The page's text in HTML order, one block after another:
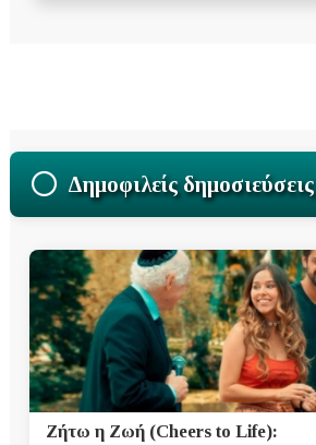
Δημοφιλείς δημοσιεύσεις
Ζήτω η Ζωή (Cheers to Life):